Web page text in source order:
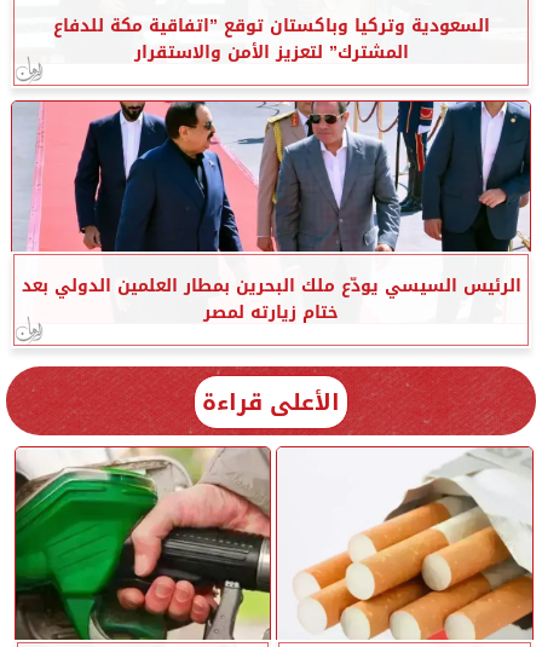
السعودية وتركيا وباكستان توقع ”اتفاقية مكة للدفاع
المشترك” لتعزيز الأمن والاستقرار
الرئيس السيسي يودّع ملك البحرين بمطار العلمين الدولي بعد
ختام زيارته لمصر
الأعلى قراءة